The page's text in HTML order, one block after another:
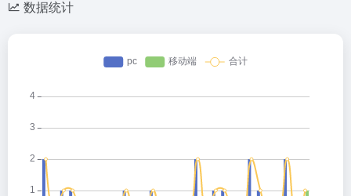
数据统计